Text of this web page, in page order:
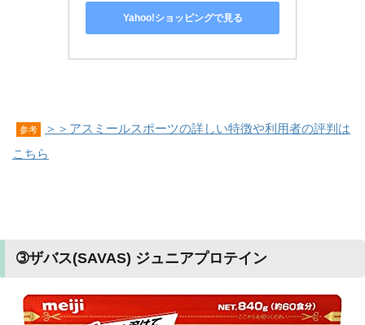
Yahoo!ショッピングで見る
参考
＞＞アスミールスポーツの詳しい特徴や利用者の評判は
こちら
➂ザバス(SAVAS) ジュニアプロテイン